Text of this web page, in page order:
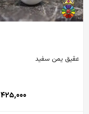
عقیق یمن سفید
425,000